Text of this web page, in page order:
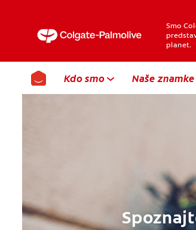
Smo
planet.
Kdo smo Naše znamke